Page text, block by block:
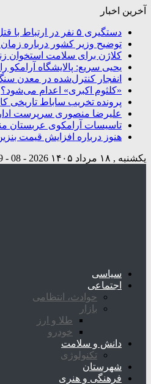
آخرین اخبار
دستگیری ۵ نفر در ارتباط با قتل حمیدرضا رجب‌زاده
توضیح وزیر کشور درباره زمان
کلاژن برای سلامت استخوان
یحیی سریع: پالایشگاه آرامکو
انفجار کنترل‌شده در معدن
«کلثوم اکبری» اعدام می‌شود؟
پرونده تخریب ساباط
علیرضا منصوری سرپرست
تاسیسات آرامکوی عربستان
هنوز درباره افزایش قیمت
یکشنبه , ۱۸ مرداد ۱۴۰۵ 2026 - 08 - 09
سیاسی
اجتماعی
حوادث، انتظامی
بازار
طلا و ارز
خودرو
دانش و سلامت
تکنولوژی
شهرستان
فرهنگی و هنری